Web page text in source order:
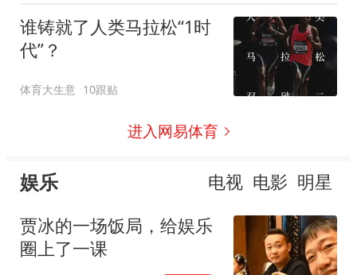
谁铸就了人类马拉松“1时
代”？
体育大生意 10跟贴
进入网易体育
娱乐 电视 电影 明星
贾冰的一场饭局，给娱乐
圈上了一课